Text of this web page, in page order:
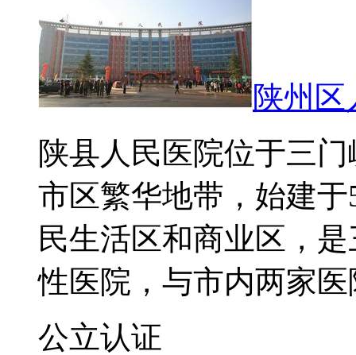
陕州区
陕县人民医院位于三
市区繁华地带，始建
民生活区和商业区，
性医院，与市内两家
公立认证